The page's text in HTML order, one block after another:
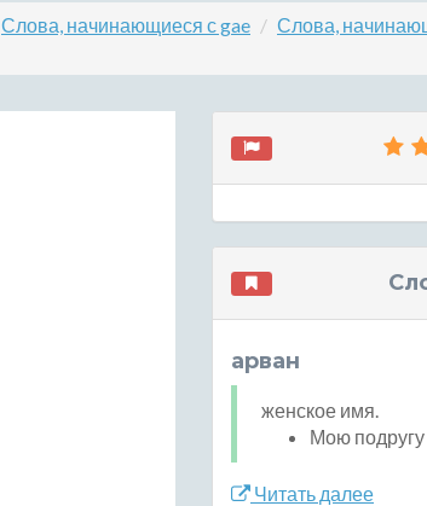
Слова, начинающиеся с gae
Слова,
арван
женское имя.
Мою подругу
Читать далее